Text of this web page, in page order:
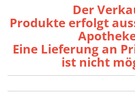
Der
Produkte erfolgt
Eine Lieferung an
ist nicht